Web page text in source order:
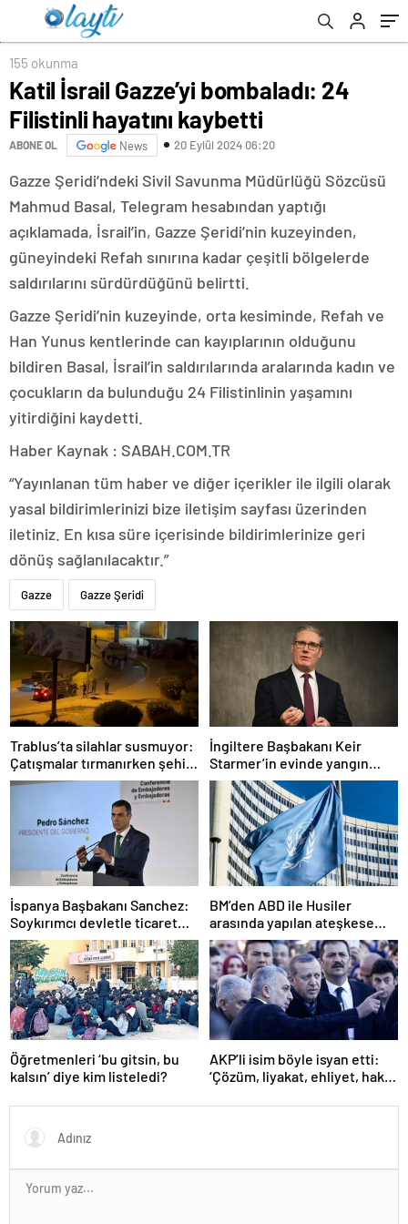
155 okunma
Katil İsrail Gazze’yi bombaladı: 24
Filistinli hayatını kaybetti
ABONE OL News 20 Eylül 2024 06:20
Gazze Şeridi’ndeki Sivil Savunma Müdürlüğü Sözcüsü
Mahmud Basal, Telegram hesabından yaptığı
açıklamada, İsrail’in, Gazze Şeridi’nin kuzeyinden,
güneyindeki Refah sınırına kadar çeşitli bölgelerde
saldırılarını sürdürdüğünü belirtti.
Gazze Şeridi’nin kuzeyinde, orta kesiminde, Refah ve
Han Yunus kentlerinde can kayıplarının olduğunu
bildiren Basal, İsrail’in saldırılarında aralarında kadın ve
çocukların da bulunduğu 24 Filistinlinin yaşamını
yitirdiğini kaydetti.
Haber Kaynak : SABAH.COM.TR
“Yayınlanan tüm haber ve diğer içerikler ile ilgili olarak
yasal bildirimlerinizi bize iletişim sayfası üzerinden
iletiniz. En kısa süre içerisinde bildirimlerinize geri
dönüş sağlanılacaktır.”
Gazze Gazze Şeridi
Trablus’ta silahlar susmuyor:
Çatışmalar tırmanırken şehir
alarmda
İngiltere Başbakanı Keir
Starmer’in evinde yangın
çıktı
İspanya Başbakanı Sanchez:
Soykırımcı devletle ticaret
yapmayız
BM’den ABD ile Husiler
arasında yapılan ateşkese
ilişkin değerlendirme
Öğretmenleri ‘bu gitsin, bu
kalsın’ diye kim listeledi?
AKP’li isim böyle isyan etti:
‘Çözüm, liyakat, ehliyet, hak,